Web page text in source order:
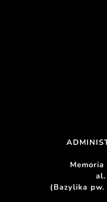
(Bazylika pw.